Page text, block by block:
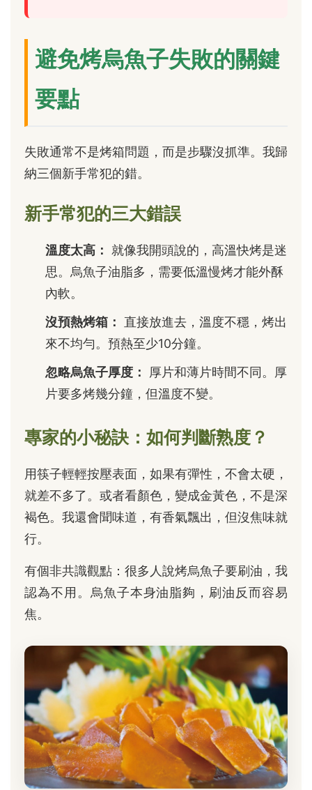
避免烤烏魚子失敗的關鍵
要點
失敗通常不是烤箱問題，而是步驟沒抓準。我歸
納三個新手常犯的錯。
新手常犯的三大錯誤
溫度太高： 就像我開頭說的，高溫快烤是迷
思。烏魚子油脂多，需要低溫慢烤才能外酥
內軟。
沒預熱烤箱：
直接放進去，溫度不穩，烤出
來不均勻。預熱至少10分鐘。
忽略烏魚子厚度：
厚片和薄片時間不同。厚
片要多烤幾分鐘，但溫度不變。
專家的小秘訣：如何判斷熟度？
用筷子輕輕按壓表面，如果有彈性，不會太硬，
就差不多了。或者看顏色，變成金黃色，不是深
褐色。我還會聞味道，有香氣飄出，但沒焦味就
行。
有個非共識觀點：很多人說烤烏魚子要刷油，我
認為不用。烏魚子本身油脂夠，刷油反而容易
焦。